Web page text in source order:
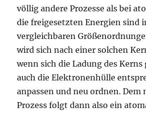
völlig andere Prozesse als bei
die freigesetzten Energien sind
vergleichbaren
wird sich nach einer solchen
wenn sich die Ladung des
auch die Elektronenhülle
anpassen und neu ordnen. Dem
Prozess folgt dann also ein